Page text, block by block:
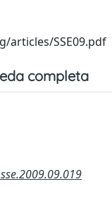
articles/SSE09.pdf
completa